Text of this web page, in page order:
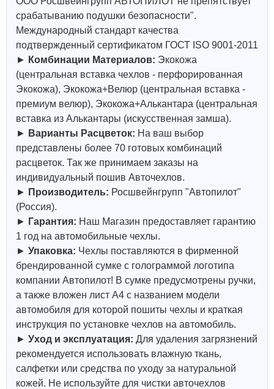
срабатыванию подушки безопасности".
Международный стандарт качества
подтвержденный сертификатом ГОСТ ISO 9001-2011
► Комбинации Материалов: Экокожа
(центральная вставка чехлов - перфорированная
Экокожа), Экокожа+Велюр (центральная вставка -
премиум велюр), Экокожа+Алькантара (центральная
вставка из Алькантары (искусственная замша).
► Варианты Расцветок: На ваш выбор
представлены более 70 готовых комбинаций
расцветок. Так же принимаем заказы на
индивидуальный пошив Авточехлов.
► Производитель: Росшвейнгрупп "Автопилот"
(Россия).
► Гарантия: Наш Магазин предоставляет гарантию
1 год на автомобильные чехлы.
► Упаковка: Чехлы поставляются в фирменной
брендированной сумке с голограммой логотипа
компании Автопилот! В сумке предусмотрены ручки,
а также вложен лист А4 с названием модели
автомобиля для которой пошиты чехлы и краткая
инструкция по установке чехлов на автомобиль.
► Уход и эксплуатация: Для удаления загрязнений
рекомендуется использовать влажную ткань,
салфетки или средства по уходу за натуральной
кожей. Не используйте для чистки авточехлов